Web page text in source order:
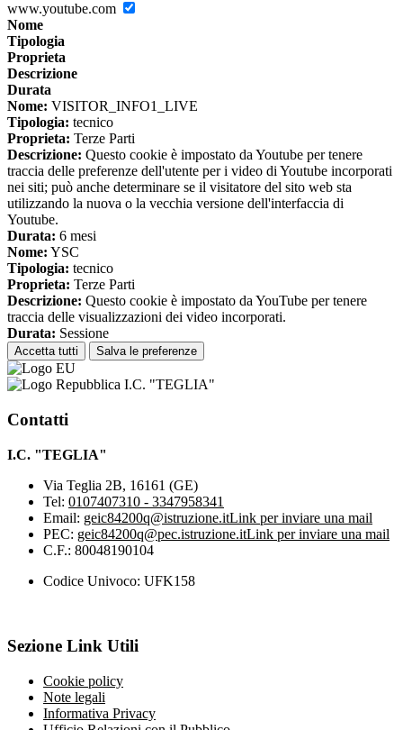
www.youtube.com
Nome
Tipologia
Proprieta
Descrizione
Durata
Nome: VISITOR_INFO1_LIVE
Tipologia: tecnico
Proprieta: Terze Parti
Descrizione: Questo cookie è impostato da Youtube per tenere
traccia delle preferenze dell'utente per i video di Youtube incorporati
nei siti; può anche determinare se il visitatore del sito web sta
utilizzando la nuova o la vecchia versione dell'interfaccia di
Youtube.
Durata: 6 mesi
Nome: YSC
Tipologia: tecnico
Proprieta: Terze Parti
Descrizione: Questo cookie è impostato da YouTube per tenere
traccia delle visualizzazioni dei video incorporati.
Durata: Sessione
Accetta tutti Salva le preferenze
I.C. "TEGLIA"
Contatti
I.C. "TEGLIA"
Via Teglia 2B, 16161 (GE)
Tel: 0107407310 - 3347958341
Email: geic84200q@istruzione.itLink per inviare una mail
PEC: geic84200q@pec.istruzione.itLink per inviare una mail
C.F.: 80048190104
Codice Univoco: UFK158
Sezione Link Utili
Cookie policy
Note legali
Informativa Privacy